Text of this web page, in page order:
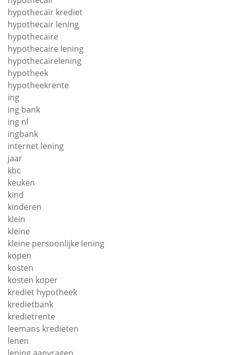
hypothecair krediet
hypothecair lening
hypothecaire
hypothecaire lening
hypothecairelening
hypotheek
hypotheekrente
ing
ing bank
ing nl
ingbank
internet lening
jaar
kbc
keuken
kind
kinderen
klein
kleine
kleine persoonlijke lening
kopen
kosten
kosten koper
krediet hypotheek
kredietbank
kredietrente
leemans kredieten
lenen